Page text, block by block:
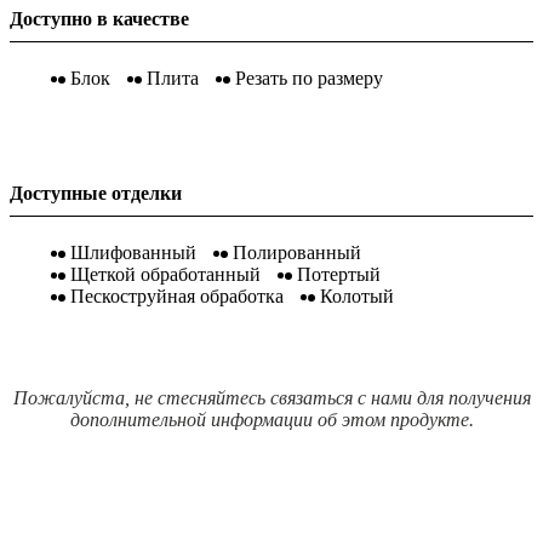
Доступно в качестве
Блок Плита Резать по размеру
Доступные отделки
Шлифованный
Полированный
Щеткой обработанный
Потертый
Пескоструйная обработка
Колотый
Пожалуйста, не стесняйтесь связаться с нами для получения
дополнительной информации об этом продукте.